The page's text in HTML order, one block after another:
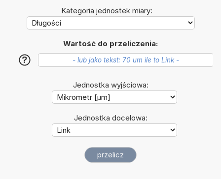
Kategoria jednostek miary:
Wartość do przeliczenia:
?
Jednostka wyjściowa:
Jednostka docelowa: